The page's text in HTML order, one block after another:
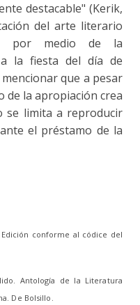
destacable" (Kerik,
del arte literario
por medio de la
la fiesta del día de
que a pesar
de la apropiación crea
se limita a reproducir
el préstamo de la
conforme al códice del
Antología de la Literatura
De Bolsillo.